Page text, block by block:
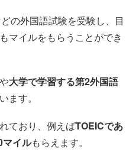
の外国語試験を受験し、目
マイルをもらうことができ
や大学で学習する第2外国語
ます。
ており、例えばTOEICであ
マイルもらえます。